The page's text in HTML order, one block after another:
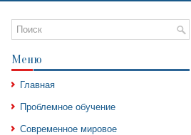
Меню
Главная
Проблемное обучение
Современное мировое